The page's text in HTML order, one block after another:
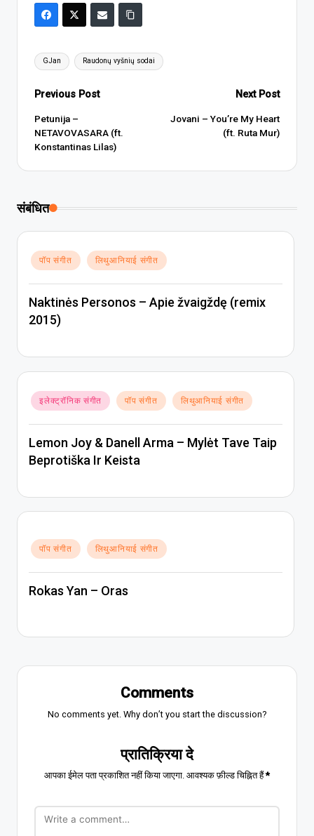
Tags:
GJan Raudonų vyšnių sodai
Post
navigation
Previous Post
Petunija –
NETAVOVASARA (ft.
Konstantinas Lilas)
Next Post
Jovani – You’re My Heart
(ft. Ruta Mur)
संबंधित
Posted
in
पॉप संगीत लिथुआनियाई संगीत
Naktinės Personos – Apie žvaigždę (remix
2015)
Posted
in
इलेक्ट्रॉनिक संगीत पॉप संगीत लिथुआनियाई संगीत
Lemon Joy & Danell Arma – Mylėt Tave Taip
Beprotiška Ir Keista
Posted
in
पॉप संगीत लिथुआनियाई संगीत
Rokas Yan – Oras
Comments
No comments yet. Why don’t you start the discussion?
प्रातिक्रिया दे
आपका ईमेल पता प्रकाशित नहीं किया जाएगा. आवश्यक फ़ील्ड चिह्नित हैं*